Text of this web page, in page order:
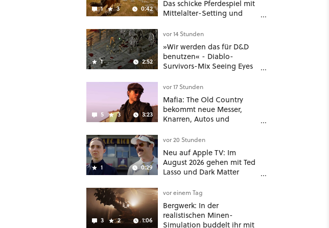
1 3 0:42
Das schicke Pferdespiel mit
Mittelalter-Setting und
noch größer und
gefährlicher
1 2:52
vor 14 Stunden
»Wir werden das für D&D
benutzen« - Diablo-
Survivors-Mix Seeing Eyes
nützliches Map-Tool
5 3 3:23
vor 17 Stunden
Mafia: The Old Country
bekommt neue Messer,
Knarren, Autos und
hat mehr dabei als nur
Story
1 0:29
vor 20 Stunden
Neu auf Apple TV: Im
August 2026 gehen mit Ted
Lasso und Dark Matter
Highlights weiter
3 2 1:06
vor einem Tag
Bergwerk: In der
realistischen Minen-
Simulation buddelt ihr mit